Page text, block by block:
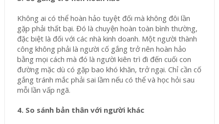
Không ai có thể hoàn hảo tuyệt đối mà không đôi lần
gặp phải thất bại. Đó là chuyện hoàn toàn bình thường,
đặc biệt là đối với các nhà kinh doanh. Một người thành
công không phải là người cố gắng trở nên hoàn hảo
bằng mọi cách mà đó là người kiên trì đi đến cuối con
đường mặc dù có gặp bao khó khăn, trở ngại. Chỉ cần cố
gắng tránh mắc phải sai lầm nếu có thể và học hỏi sau
mỗi lần vấp ngã.
4. So sánh bản thân với người khác